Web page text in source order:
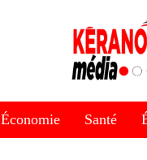
Économie Santé